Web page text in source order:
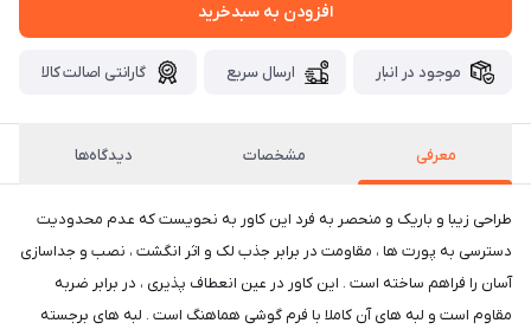
افزودن به سبدخرید
موجود در انبار ارسال سریع گارانتی اصالت کالا
معرفی مشخصات دیدگاه‌ها
طراحی زیبا و باریک و منحصر به فرد این کاور به نحویست که عدم محدودیت
دسترسی به پورت ها ، مقاومت در برابر جذب لک و اثر انگشت ، نصب و جداسازی
آسان را فراهم ساخته است . این کاور در عین انعطاف پذیری ، در برابر ضربه
مقاوم است و لبه های آن کاملا با فرم گوشی هماهنگ است . لبه های برجسته